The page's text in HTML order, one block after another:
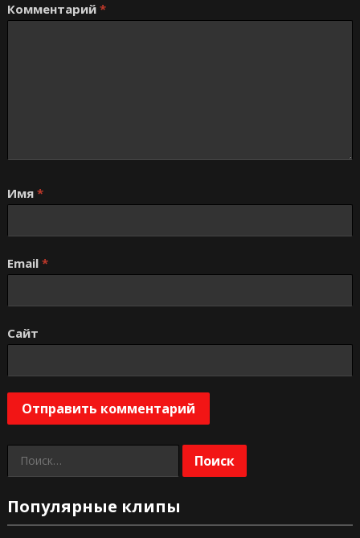
Комментарий *
Имя *
Email *
Сайт
Найти:
Популярные клипы